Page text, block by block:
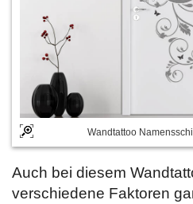
Wandtattoo
Auch bei diesem
verschiedene Faktoren